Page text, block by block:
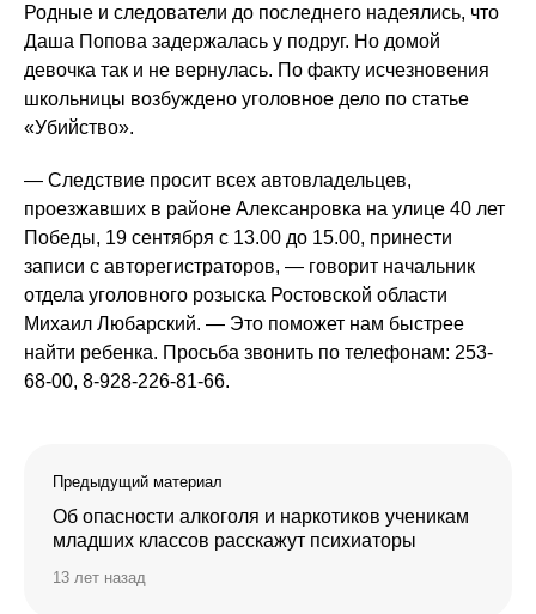
Родные и следователи до последнего надеялись, что
Даша Попова задержалась у подруг. Но домой
девочка так и не вернулась. По факту исчезновения
школьницы возбуждено уголовное дело по статье
«Убийство».
— Следствие просит всех автовладельцев,
проезжавших в районе Алексанровка на улице 40 лет
Победы, 19 сентября с 13.00 до 15.00, принести
записи с авторегистраторов, — говорит начальник
отдела уголовного розыска Ростовской области
Михаил Любарский. — Это поможет нам быстрее
найти ребенка. Просьба звонить по телефонам: 253-
68-00, 8-928-226-81-66.
Предыдущий материал
Об опасности алкоголя и наркотиков ученикам
младших классов расскажут психиаторы
13 лет назад